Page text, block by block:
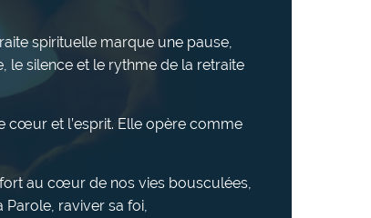
spirituelle marque une pause,
le silence et le rythme de la retraite
cœur et l’esprit. Elle opère comme
au cœur de nos vies bousculées,
Parole, raviver sa foi,